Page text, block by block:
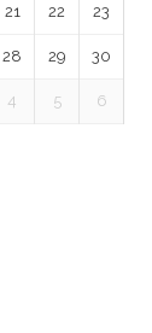
21 22 23
28 29 30
4 5 6